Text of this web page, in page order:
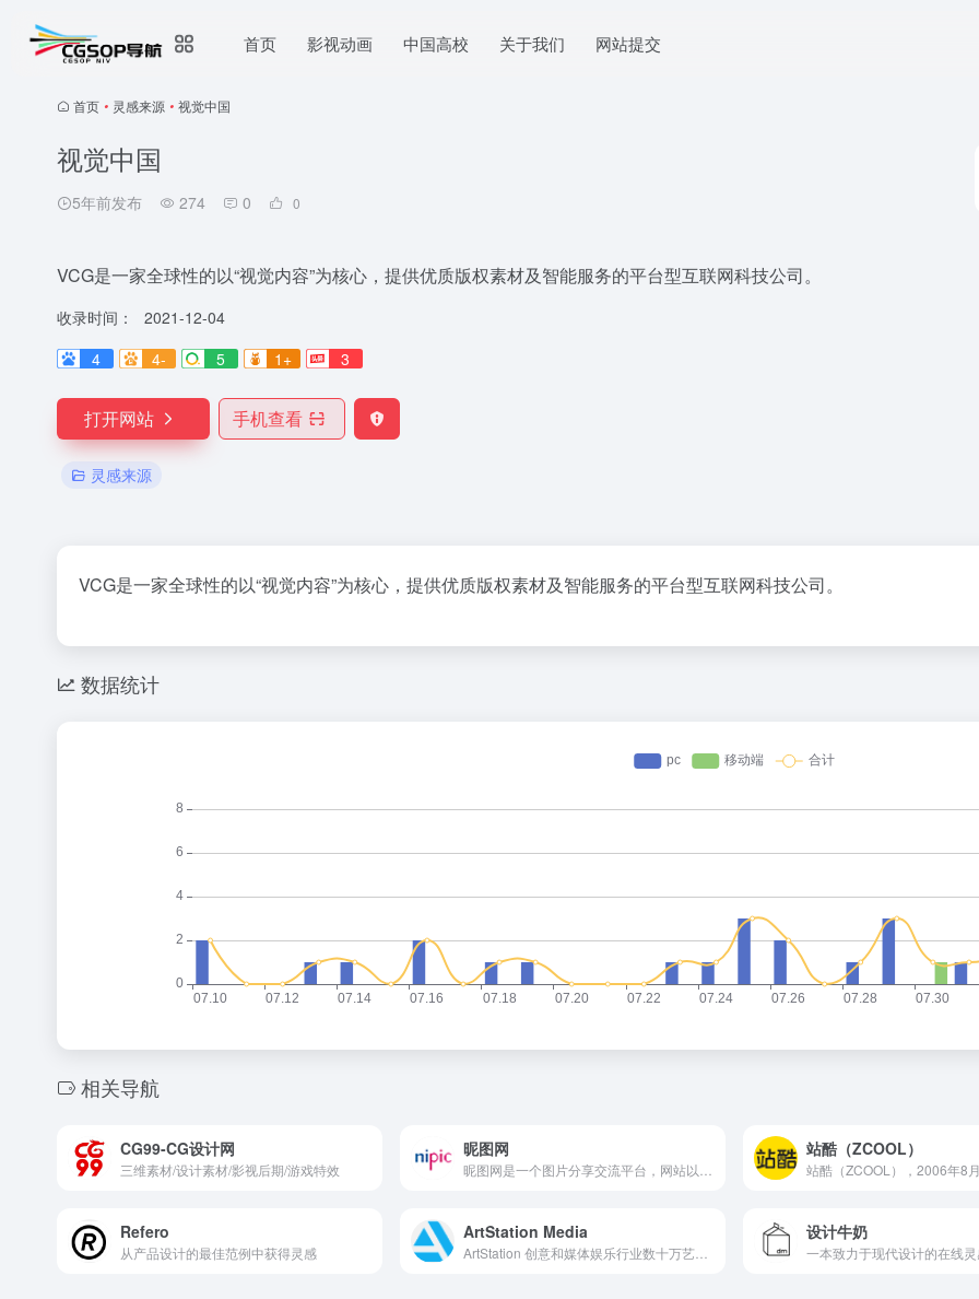
首页 影视动画 中国高校 关于我们 网站提交
首页 • 灵感来源 • 视觉中国
视觉中国
5年前发布 274 0 0
VCG是一家全球性的以“视觉内容”为核心，提供优质版权素材及智能服务的平台型互联网科技公司。
收录时间：
2021-12-04
4
4- 5 1+ 3
打开网站 手机查看
灵感来源
VCG是一家全球性的以“视觉内容”为核心，提供优质版权素材及智能服务的平台型互联网科技公司。
数据统计
相关导航
CG99-CG设计网
三维素材/设计素材/影视后期/游戏特效
昵图网 站酷（ZCOOL）
Refero
从产品设计的最佳范例中获得灵感
ArtStation Media 设计牛奶
一本致力于现代设计的在线